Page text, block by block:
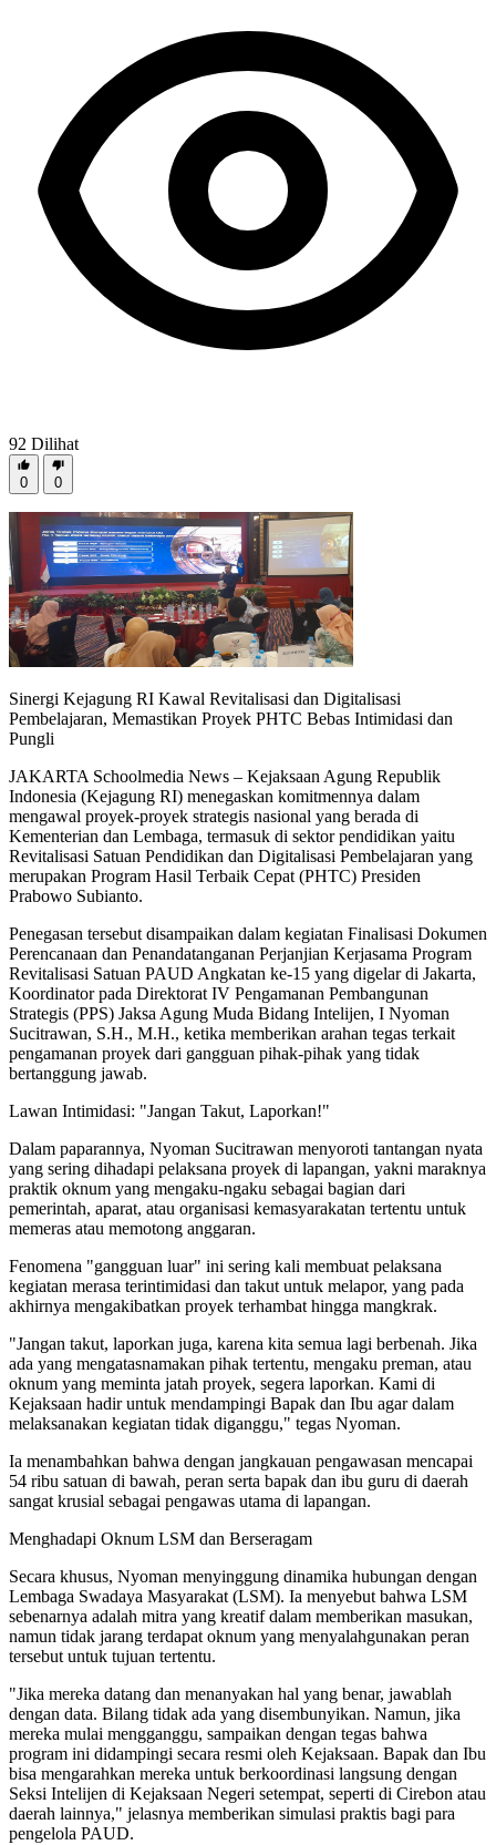
92 Dilihat
0 0
Sinergi Kejagung RI Kawal Revitalisasi dan Digitalisasi
Pembelajaran, Memastikan Proyek PHTC Bebas Intimidasi dan
Pungli
JAKARTA Schoolmedia News – Kejaksaan Agung Republik
Indonesia (Kejagung RI) menegaskan komitmennya dalam
mengawal proyek-proyek strategis nasional yang berada di
Kementerian dan Lembaga, termasuk di sektor pendidikan yaitu
Revitalisasi Satuan Pendidikan dan Digitalisasi Pembelajaran yang
merupakan Program Hasil Terbaik Cepat (PHTC) Presiden
Prabowo Subianto.
Penegasan tersebut disampaikan dalam kegiatan Finalisasi Dokumen
Perencanaan dan Penandatanganan Perjanjian Kerjasama Program
Revitalisasi Satuan PAUD Angkatan ke-15 yang digelar di Jakarta,
Koordinator pada Direktorat IV Pengamanan Pembangunan
Strategis (PPS) Jaksa Agung Muda Bidang Intelijen, I Nyoman
Sucitrawan, S.H., M.H., ketika memberikan arahan tegas terkait
pengamanan proyek dari gangguan pihak-pihak yang tidak
bertanggung jawab.
Lawan Intimidasi: "Jangan Takut, Laporkan!"
Dalam paparannya, Nyoman Sucitrawan menyoroti tantangan nyata
yang sering dihadapi pelaksana proyek di lapangan, yakni maraknya
praktik oknum yang mengaku-ngaku sebagai bagian dari
pemerintah, aparat, atau organisasi kemasyarakatan tertentu untuk
memeras atau memotong anggaran.
Fenomena "gangguan luar" ini sering kali membuat pelaksana
kegiatan merasa terintimidasi dan takut untuk melapor, yang pada
akhirnya mengakibatkan proyek terhambat hingga mangkrak.
"Jangan takut, laporkan juga, karena kita semua lagi berbenah. Jika
ada yang mengatasnamakan pihak tertentu, mengaku preman, atau
oknum yang meminta jatah proyek, segera laporkan. Kami di
Kejaksaan hadir untuk mendampingi Bapak dan Ibu agar dalam
melaksanakan kegiatan tidak diganggu," tegas Nyoman.
Ia menambahkan bahwa dengan jangkauan pengawasan mencapai
54 ribu satuan di bawah, peran serta bapak dan ibu guru di daerah
sangat krusial sebagai pengawas utama di lapangan.
Menghadapi Oknum LSM dan Berseragam
Secara khusus, Nyoman menyinggung dinamika hubungan dengan
Lembaga Swadaya Masyarakat (LSM). Ia menyebut bahwa LSM
sebenarnya adalah mitra yang kreatif dalam memberikan masukan,
namun tidak jarang terdapat oknum yang menyalahgunakan peran
tersebut untuk tujuan tertentu.
"Jika mereka datang dan menanyakan hal yang benar, jawablah
dengan data. Bilang tidak ada yang disembunyikan. Namun, jika
mereka mulai mengganggu, sampaikan dengan tegas bahwa
program ini didampingi secara resmi oleh Kejaksaan. Bapak dan Ibu
bisa mengarahkan mereka untuk berkoordinasi langsung dengan
Seksi Intelijen di Kejaksaan Negeri setempat, seperti di Cirebon atau
daerah lainnya," jelasnya memberikan simulasi praktis bagi para
pengelola PAUD.